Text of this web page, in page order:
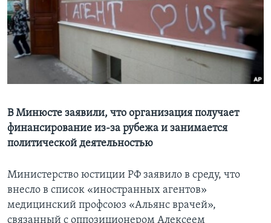
Learning English
СОЦИАЛЬНЫЕ СЕТИ
Языки
В Минюсте заявили, что организация получает
финансирование из-за рубежа и занимается
политической деятельностью
Министерство юстиции РФ заявило в среду, что
внесло в список «иностранных агентов»
медицинский профсоюз «Альянс врачей»,
связанный с оппозиционером Алексеем